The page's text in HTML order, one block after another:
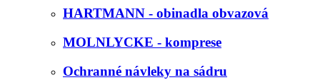
HARTMANN - obinadla obvazová
MOLNLYCKE - komprese
Ochranné návleky na sádru